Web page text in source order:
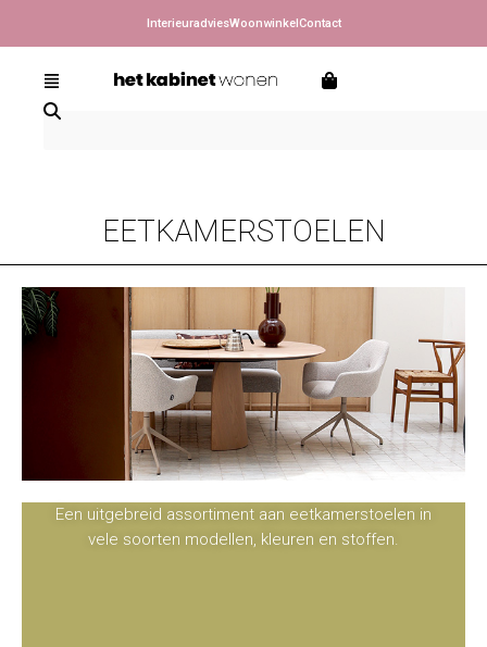
InterieuradviesWoonwinkelContact
EETKAMERSTOELEN
Een uitgebreid assortiment aan eetkamerstoelen in
vele soorten modellen, kleuren en stoffen.